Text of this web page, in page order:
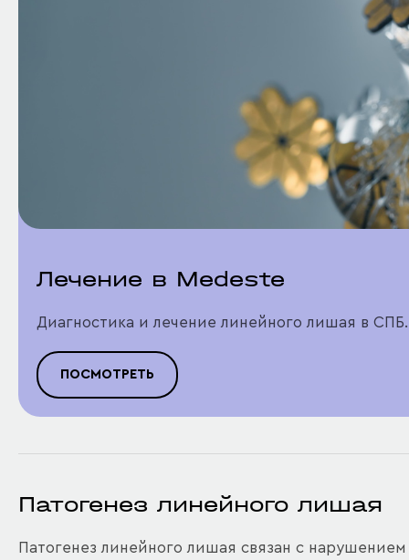
Лечение в Medeste
Диагностика и лечение линейного лишая в СПБ.
ПОСМОТРЕТЬ
Патогенез линейного лишая
Патогенез линейного лишая связан с